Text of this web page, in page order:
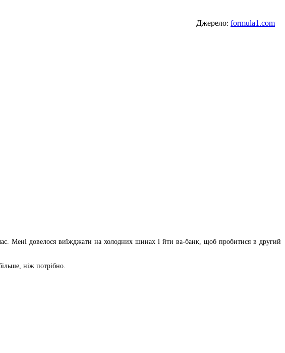
Джерело: formula1.com
Мені довелося виїжджати на холодних шинах і йти ва-банк, щоб пробитися в другий
ніж потрібно.